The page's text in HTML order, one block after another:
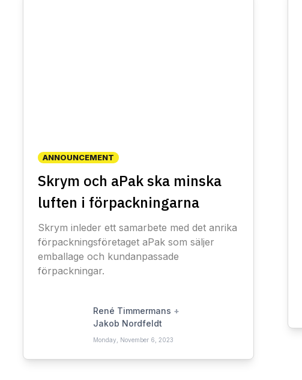
ANNOUNCEMENT
Skrym och aPak ska minska
luften i förpackningarna
Skrym inleder ett samarbete med det anrika
förpackningsföretaget aPak som säljer
emballage och kundanpassade
förpackningar.
René Timmermans +
Jakob Nordfeldt
Monday, November 6, 2023